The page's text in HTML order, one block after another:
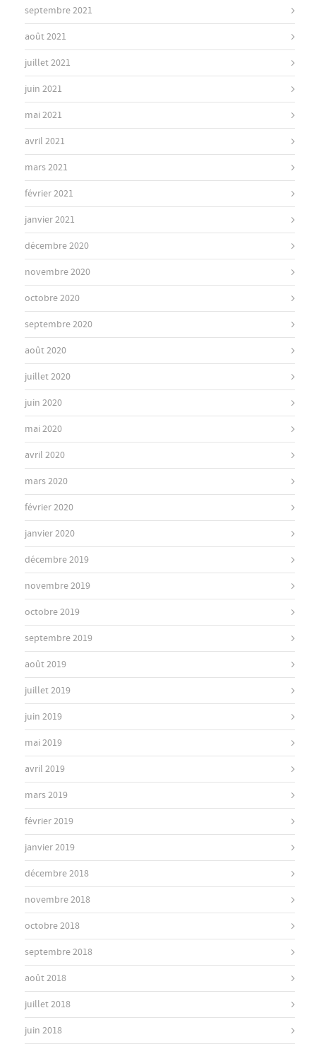
septembre 2021
août 2021
juillet 2021
juin 2021
mai 2021
avril 2021
mars 2021
février 2021
janvier 2021
décembre 2020
novembre 2020
octobre 2020
septembre 2020
août 2020
juillet 2020
juin 2020
mai 2020
avril 2020
mars 2020
février 2020
janvier 2020
décembre 2019
novembre 2019
octobre 2019
septembre 2019
août 2019
juillet 2019
juin 2019
mai 2019
avril 2019
mars 2019
février 2019
janvier 2019
décembre 2018
novembre 2018
octobre 2018
septembre 2018
août 2018
juillet 2018
juin 2018